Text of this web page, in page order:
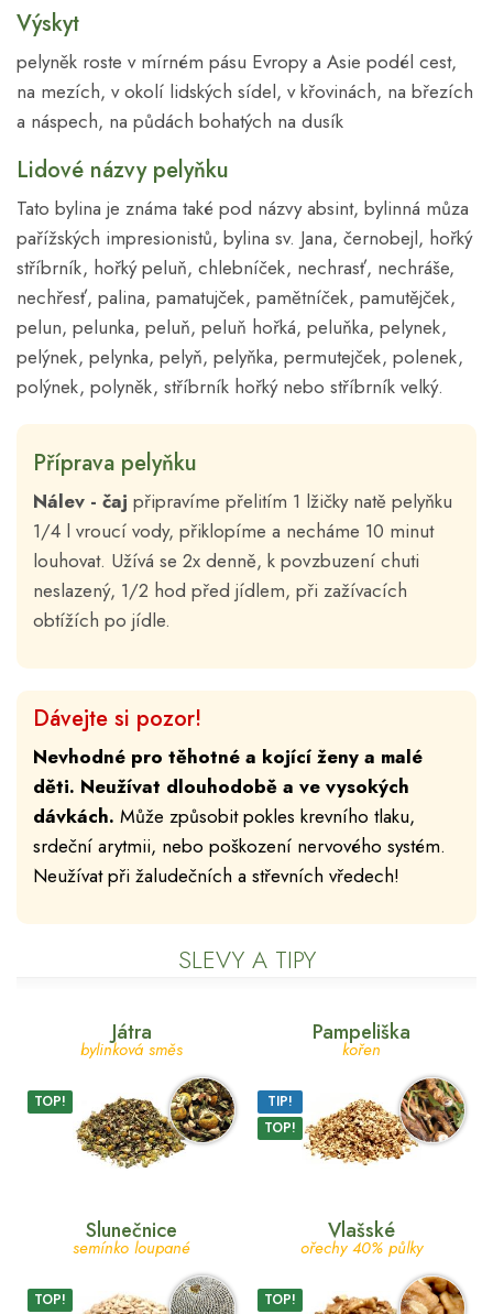
Výskyt
pelyněk roste v mírném pásu Evropy a Asie podél cest,
na mezích, v okolí lidských sídel, v křovinách, na březích
a náspech, na půdách bohatých na dusík
Lidové názvy pelyňku
Tato bylina je známa také pod názvy absint, bylinná můza
pařížských impresionistů, bylina sv. Jana, černobejl, hořký
stříbrník, hořký peluň, chlebníček, nechrasť, nechráše,
nechřesť, palina, pamatujček, pamětníček, pamutějček,
pelun, pelunka, peluň, peluň hořká, peluňka, pelynek,
pelýnek, pelynka, pelyň, pelyňka, permutejček, polenek,
polýnek, polyněk, stříbrník hořký nebo stříbrník velký.
Příprava pelyňku
Nálev - čaj připravíme přelitím 1 lžičky natě pelyňku
1/4 l vroucí vody, přiklopíme a necháme 10 minut
louhovat. Užívá se 2x denně, k povzbuzení chuti
neslazený, 1/2 hod před jídlem, při zažívacích
obtížích po jídle.
Dávejte si pozor!
Nevhodné pro těhotné a kojící ženy a malé
děti. Neužívat dlouhodobě a ve vysokých
dávkách. Může způsobit pokles krevního tlaku,
srdeční arytmii, nebo poškození nervového systém.
Neužívat při žaludečních a střevních vředech!
SLEVY A TIPY
Játra
bylinková směs
TOP!
Pampeliška
kořen
TIP!
TOP!
Slunečnice
semínko loupané
TOP!
Vlašské
ořechy 40% půlky
TOP!